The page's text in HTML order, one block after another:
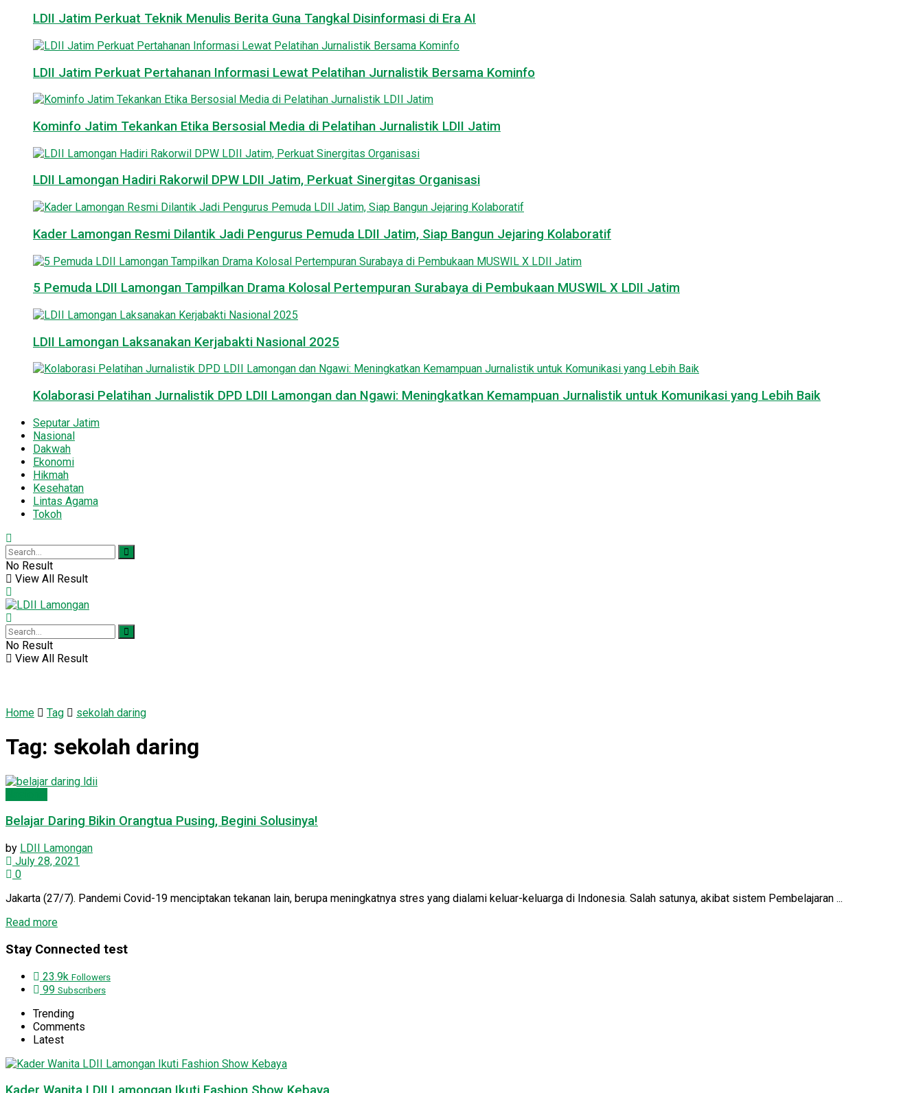
LDII Jatim Perkuat Teknik Menulis Berita Guna Tangkal Disinformasi di Era AI
LDII Jatim Perkuat Pertahanan Informasi Lewat Pelatihan Jurnalistik Bersama Kominfo
Kominfo Jatim Tekankan Etika Bersosial Media di Pelatihan Jurnalistik LDII Jatim
LDII Lamongan Hadiri Rakorwil DPW LDII Jatim, Perkuat Sinergitas Organisasi
Kader Lamongan Resmi Dilantik Jadi Pengurus Pemuda LDII Jatim, Siap Bangun Jejaring Kolaboratif
5 Pemuda LDII Lamongan Tampilkan Drama Kolosal Pertempuran Surabaya di Pembukaan MUSWIL X LDII Jatim
LDII Lamongan Laksanakan Kerjabakti Nasional 2025
Kolaborasi Pelatihan Jurnalistik DPD LDII Lamongan dan Ngawi: Meningkatkan Kemampuan Jurnalistik untuk Komunikasi yang Lebih Baik
Seputar Jatim
Nasional
Dakwah
Ekonomi
Hikmah
Kesehatan
Lintas Agama
Tokoh
No Result
View All Result
No Result
View All Result
Home Tag sekolah daring
Tag: sekolah daring
Belajar Daring Bikin Orangtua Pusing, Begini Solusinya!
by LDII Lamongan
July 28, 2021
0
Jakarta (27/7). Pandemi Covid-19 menciptakan tekanan lain, berupa meningkatnya stres yang dialami keluar-keluarga di Indonesia. Salah satunya, akibat sistem Pembelajaran ...
Read moreDetails
Stay Connected test
23.9k Followers
99 Subscribers
Trending
Comments
Latest